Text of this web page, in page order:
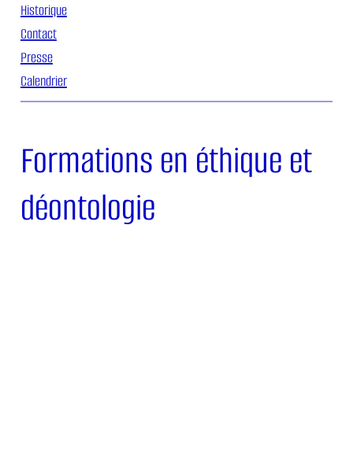
Historique
Contact
Presse
Calendrier
Formations en éthique et
déontologie